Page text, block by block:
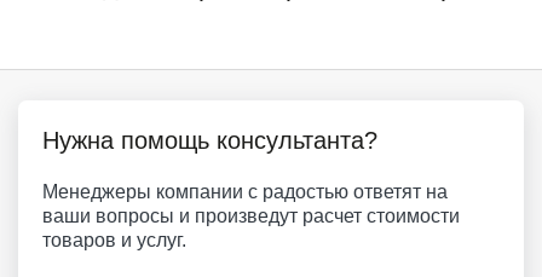
Нужна помощь консультанта?
Менеджеры компании с радостью ответят на
ваши вопросы и произведут расчет стоимости
товаров и услуг.